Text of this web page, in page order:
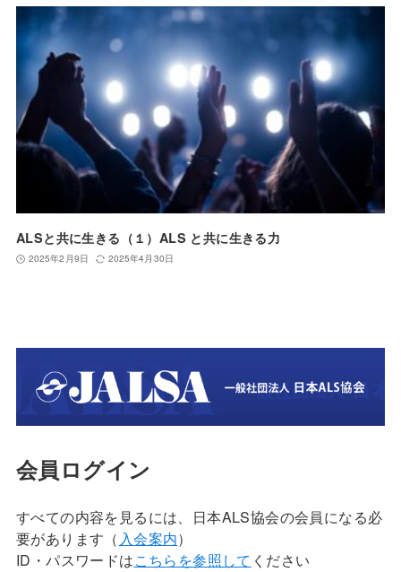
ALSと共に生きる（１）ALS と共に生きる力
2025年2月9日 2025年4月30日
会員ログイン
すべての内容を見るには、日本ALS協会の会員になる必
要があります（ 入会案内）
ID・パスワードはこちらを参照して ください